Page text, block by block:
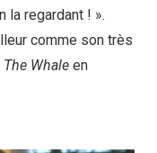
la regardant ! ».
comme son très
The Whale en